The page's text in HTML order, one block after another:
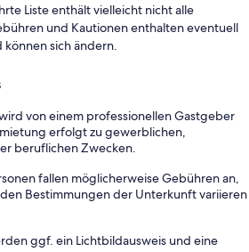
Liste enthält vielleicht nicht alle
und Kautionen enthalten eventuell
können sich ändern.
von einem professionellen Gastgeber
erfolgt zu gewerblichen,
beruflichen Zwecken.
fallen möglicherweise Gebühren an,
Bestimmungen der Unterkunft variieren
ggf. ein Lichtbildausweis und eine